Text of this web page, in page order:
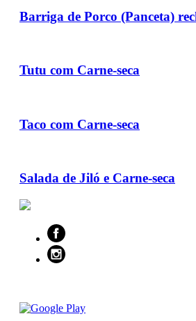
Barriga de Porco (Panceta)
Tutu com Carne-seca
Taco com Carne-seca
Salada de Jiló e Carne-seca